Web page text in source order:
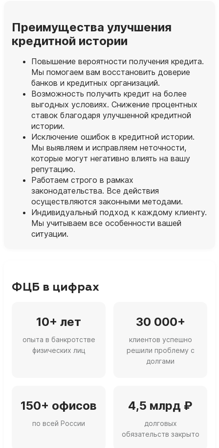
Преимущества улучшения
кредитной истории
Повышение вероятности получения кредита.
Мы помогаем вам восстановить доверие
банков и кредитных организаций.
Возможность получить кредит на более
выгодных условиях. Снижение процентных
ставок благодаря улучшенной кредитной
истории.
Исключение ошибок в кредитной истории.
Мы выявляем и исправляем неточности,
которые могут негативно влиять на вашу
репутацию.
Работаем строго в рамках
законодательства. Все действия
осуществляются законными методами.
Индивидуальный подход к каждому клиенту.
Мы учитываем все особенности вашей
ситуации.
ФЦБ в цифрах
10+ лет
опыта в банкротстве
физических лиц
30 000+
клиентов успешно
решили проблему с
долгами
150+ офисов
по всей России
4,5 млрд ₽
долговых
обязательств закрыто